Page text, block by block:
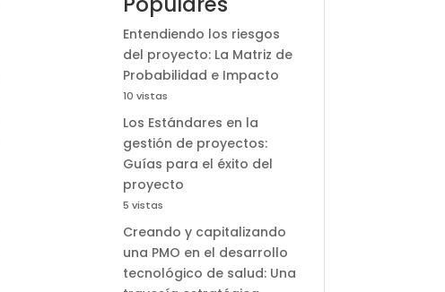
Entendiendo los riesgos
del proyecto: La Matriz de
Probabilidad e Impacto
10 vistas
Los Estándares en la
gestión de proyectos:
Guías para el éxito del
proyecto
5 vistas
Creando y capitalizando
una PMO en el desarrollo
tecnológico de salud: Una